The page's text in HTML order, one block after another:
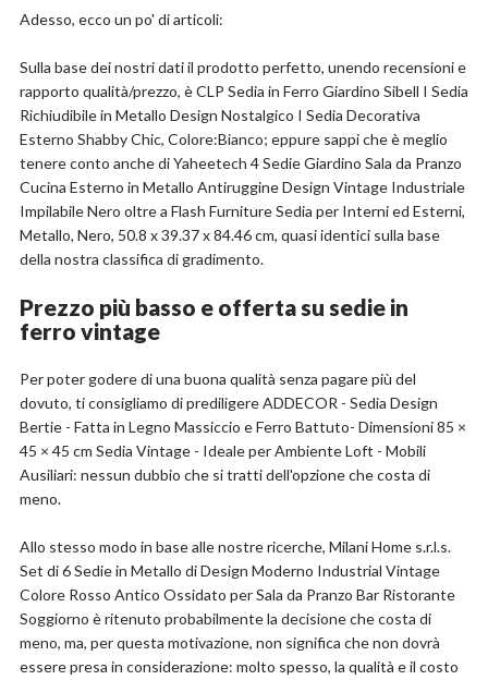
Compralo su Amazon.it
Scopri l'offerta
Adesso, ecco un po' di articoli:
Sulla base dei nostri dati il prodotto perfetto, unendo recensioni e
rapporto qualità/prezzo, è CLP Sedia in Ferro Giardino Sibell I Sedia
Richiudibile in Metallo Design Nostalgico I Sedia Decorativa
Esterno Shabby Chic, Colore:Bianco; eppure sappi che è meglio
tenere conto anche di Yaheetech 4 Sedie Giardino Sala da Pranzo
Cucina Esterno in Metallo Antiruggine Design Vintage Industriale
Impilabile Nero oltre a Flash Furniture Sedia per Interni ed Esterni,
Metallo, Nero, 50.8 x 39.37 x 84.46 cm, quasi identici sulla base
della nostra classifica di gradimento.
Prezzo più basso e offerta su sedie in
ferro vintage
Per poter godere di una buona qualità senza pagare più del
dovuto, ti consigliamo di prediligere ADDECOR - Sedia Design
Bertie - Fatta in Legno Massiccio e Ferro Battuto- Dimensioni 85 ×
45 × 45 cm Sedia Vintage - Ideale per Ambiente Loft - Mobili
Ausiliari: nessun dubbio che si tratti dell'opzione che costa di
meno.
Allo stesso modo in base alle nostre ricerche, Milani Home s.r.l.s.
Set di 6 Sedie in Metallo di Design Moderno Industrial Vintage
Colore Rosso Antico Ossidato per Sala da Pranzo Bar Ristorante
Soggiorno è ritenuto probabilmente la decisione che costa di
meno, ma, per questa motivazione, non significa che non dovrà
essere presa in considerazione: molto spesso, la qualità e il costo